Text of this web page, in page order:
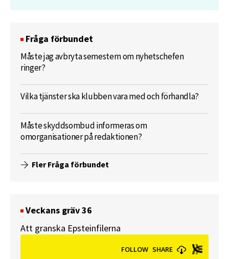
Fråga förbundet
Måste jag avbryta semestern om nyhetschefen
ringer?
Vilka tjänster ska klubben vara med och förhandla?
Måste skyddsombud informeras om
omorganisationer på redaktionen?
Fler Fråga förbundet
Veckans gräv 36
Att granska Epsteinfilerna